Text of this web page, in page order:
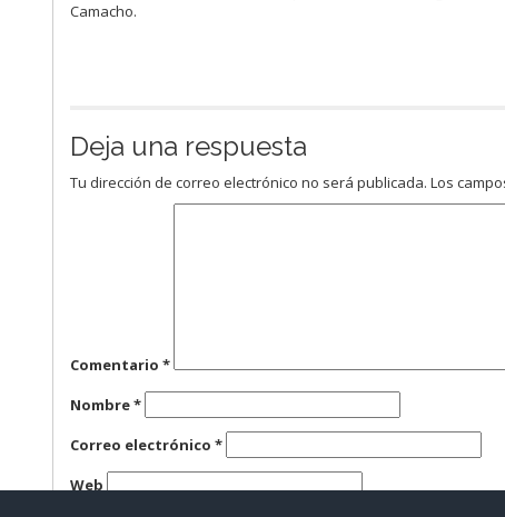
Camacho.
Deja una respuesta
Tu dirección de correo electrónico no será publicada. Los
Comentario*
Nombre*
Correo electrónico*
Web